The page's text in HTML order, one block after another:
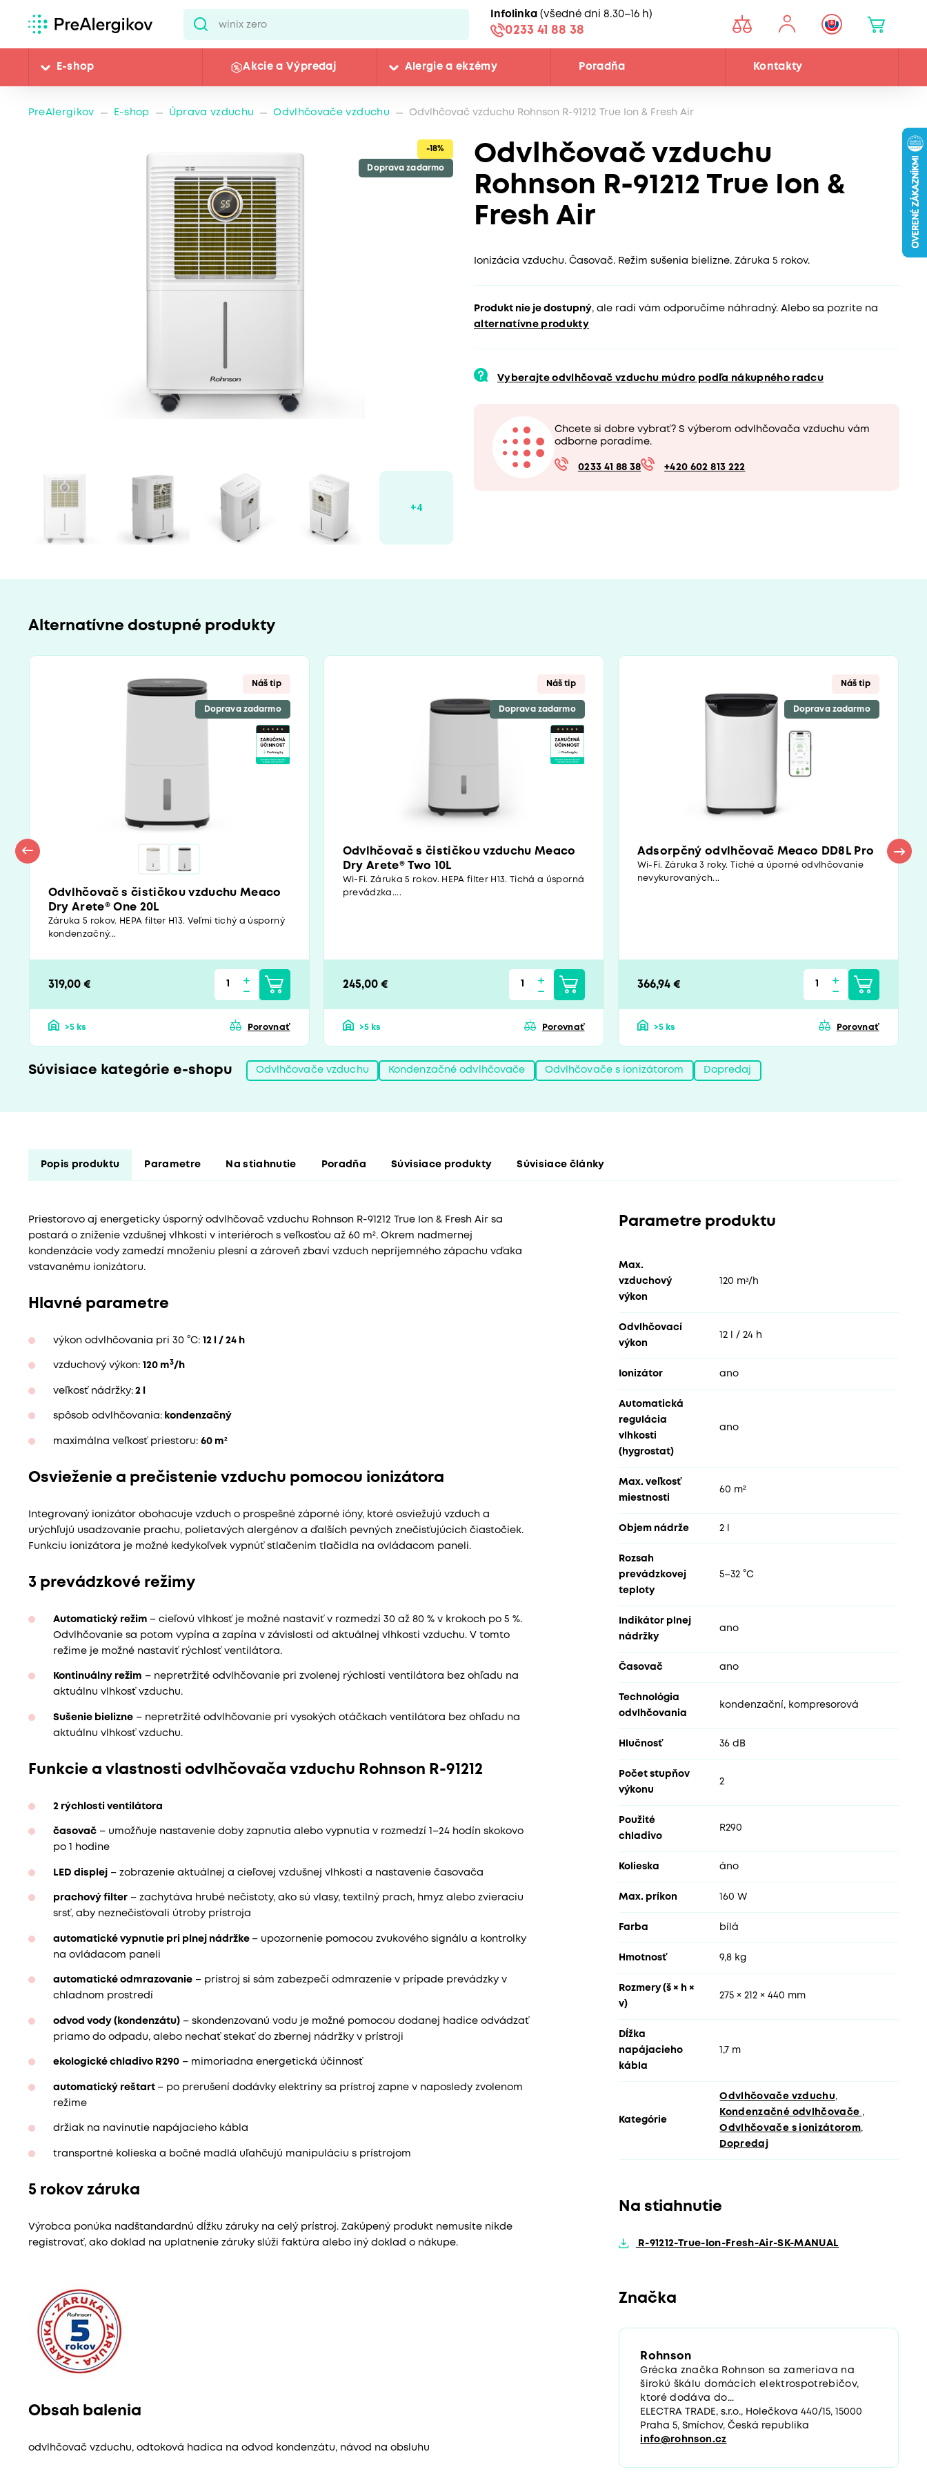
Infolinka (všedné dni 8.30–16 h)
0233 41 88 38
E-shop Akcie a Výpredaj Alergie a ekzémy Poradňa Kontakty
PreAlergikov E-shop Úprava vzduchu Odvlhčovače vzduchu Odvlhčovač vzduchu Rohnson R-91212 True Ion & Fresh Air
Odvlhčovač vzduchu
Rohnson R-91212 True Ion &
Fresh Air
-18%
Doprava zadarmo
Ionizácia vzduchu. Časovač. Režim sušenia bielizne. Záruka 5 rokov.
Produkt nie je dostupný, ale radi vám odporučíme náhradný. Alebo sa pozrite na
alternatívne produkty
Vyberajte odvlhčovač vzduchu múdro podľa nákupného radcu
Chcete si dobre vybrať? S výberom odvlhčovača vzduchu vám
odborne poradíme.
0233 41 88 38 +420 602 813 222
Alternatívne dostupné produkty
Náš tip
Doprava zadarmo
Odvlhčovač s čističkou vzduchu Meaco
Dry Arete® One 20L
Záruka 5 rokov. HEPA filter H13. Veľmi tichý a úsporný
kondenzačný...
319,00 €
>5 ks Porovnať
Náš tip
Doprava zadarmo
Odvlhčovač s čističkou vzduchu Meaco
Dry Arete® Two 10L
Wi-Fi. Záruka 5 rokov. HEPA filter H13. Tichá a úsporná
prevádzka....
245,00 €
>5 ks Porovnať
Náš tip
Doprava zadarmo
Adsorpčný odvlhčovač Meaco DD8L Pro
Wi-Fi. Záruka 3 roky. Tiché a úporné odvlhčovanie
nevykurovaných...
366,94 €
>5 ks Porovnať
Súvisiace kategórie e-shopu Odvlhčovače vzduchu Kondenzačné odvlhčovače Odvlhčovače s ionizátorom Dopredaj
Popis produktu Parametre Na stiahnutie Poradňa Súvisiace produkty Súvisiace články
Priestorovo aj energeticky úsporný odvlhčovač vzduchu Rohnson R-91212 True Ion & Fresh Air sa
postará o zníženie vzdušnej vlhkosti v interiéroch s veľkosťou až 60 m². Okrem nadmernej
kondenzácie vody zamedzí množeniu plesní a zároveň zbaví vzduch nepríjemného zápachu vďaka
vstavanému ionizátoru.
Hlavné parametre
výkon odvlhčovania pri 30 °C: 12 l / 24 h
vzduchový výkon: 120 m3/h
veľkosť nádržky:2 l
spôsob odvlhčovania:kondenzačný
maximálna veľkosť priestoru: 60 m²
Osvieženie a prečistenie vzduchu pomocou ionizátora
Integrovaný ionizátor obohacuje vzduch o prospešné záporné ióny, ktoré osviežujú vzduch a
urýchľujú usadzovanie prachu, polietavých alergénov a ďalších pevných znečisťujúcich čiastočiek.
Funkciu ionizátora je možné kedykoľvek vypnúť stlačením tlačidla na ovládacom paneli.
3 prevádzkové režimy
Automatický režim – cieľovú vlhkosť je možné nastaviť v rozmedzí 30 až 80 % v krokoch po 5 %.
Odvlhčovanie sa potom vypína a zapína v závislosti od aktuálnej vlhkosti vzduchu. V tomto
režime je možné nastaviť rýchlosť ventilátora.
Kontinuálny režim – nepretržité odvlhčovanie pri zvolenej rýchlosti ventilátora bez ohľadu na
aktuálnu vlhkosť vzduchu.
Sušenie bielizne– nepretržité odvlhčovanie pri vysokých otáčkach ventilátora bez ohľadu na
aktuálnu vlhkosť vzduchu.
Funkcie a vlastnosti odvlhčovača vzduchu Rohnson R-91212
2 rýchlosti ventilátora
časovač– umožňuje nastavenie doby zapnutia alebo vypnutia v rozmedzí 1–24 hodín skokovo
po 1 hodine
LED displej– zobrazenie aktuálnej a cieľovej vzdušnej vlhkosti a nastavenie časovača
prachový filter– zachytáva hrubé nečistoty, ako sú vlasy, textilný prach, hmyz alebo zvieraciu
srsť, aby neznečisťovali útroby prístroja
automatické vypnutie pri plnej nádržke – upozornenie pomocou zvukového signálu a kontrolky
na ovládacom paneli
automatické odmrazovanie– prístroj si sám zabezpečí odmrazenie v prípade prevádzky v
chladnom prostredí
odvod vody (kondenzátu)– skondenzovanú vodu je možné pomocou dodanej hadice odvádzať
priamo do odpadu, alebo nechať stekať do zbernej nádržky v prístroji
ekologické chladivo R290– mimoriadna energetická účinnosť
automatický reštart – po prerušení dodávky elektriny sa prístroj zapne v naposledy zvolenom
režime
držiak na navinutie napájacieho kábla
transportné kolieska a bočné madlá uľahčujú manipuláciu s prístrojom
5 rokov záruka
Výrobca ponúka nadštandardnú dĺžku záruky na celý prístroj. Zakúpený produkt nemusíte nikde
registrovať, ako doklad na uplatnenie záruky slúži faktúra alebo iný doklad o nákupe.
Obsah balenia
odvlhčovač vzduchu, odtoková hadica na odvod kondenzátu, návod na obsluhu
Parametre produktu
Max.
vzduchový
výkon
120 mᶟ/h
Odvlhčovací
výkon
12 l / 24 h
Ionizátor ano
Automatická
regulácia
vlhkosti
(hygrostat)
ano
Max. veľkosť
miestnosti
60 m²
Objem nádrže 2 l
Rozsah
prevádzkovej
teploty
5–32 °C
Indikátor plnej
nádržky
ano
Časovač ano
Technológia
odvlhčovania
kondenzační, kompresorová
Hlučnosť 36 dB
Počet stupňov
výkonu
2
Použité
chladivo
R290
Kolieska áno
Max. príkon 160 W
Farba bílá
Hmotnosť 9,8 kg
Rozmery (š × h ×
v)
275 × 212 × 440 mm
Dĺžka
napájacieho
kábla
1,7 m
Kategórie
Odvlhčovače vzduchu,
Kondenzačné odvlhčovače ,
Odvlhčovače s ionizátorom,
Dopredaj
Na stiahnutie
R-91212-True-Ion-Fresh-Air-SK-MANUAL
Značka
Rohnson
Grécka značka Rohnson sa zameriava na
širokú škálu domácich elektrospotrebičov,
ktoré dodáva do...
ELECTRA TRADE, s.r.o., Holečkova 440/15, 15000
Praha 5, Smíchov, Česká republika
info@rohnson.cz